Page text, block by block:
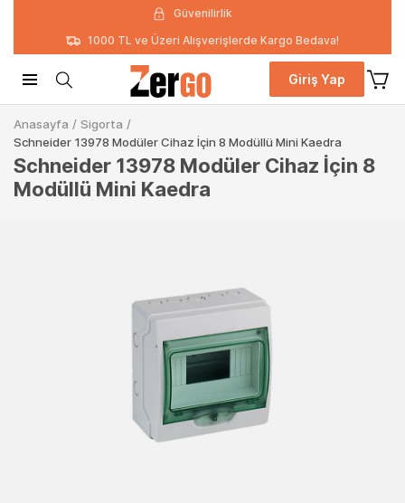
Güvenilirlik
1000 TL ve Üzeri Alışverişlerde Kargo Bedava!
Giriş Yap
Anasayfa / Sigorta /
Schneider 13978 Modüler Cihaz İçin 8 Modüllü Mini Kaedra
Schneider 13978 Modüler Cihaz İçin 8
Modüllü Mini Kaedra